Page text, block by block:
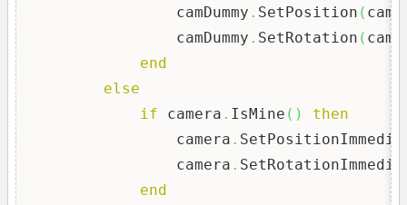
                camDummy
. SetPosition (
                camDummy
. SetRotation (
end
else
if camera . IsMine ( )
then
                camera
.
                camera
.
end